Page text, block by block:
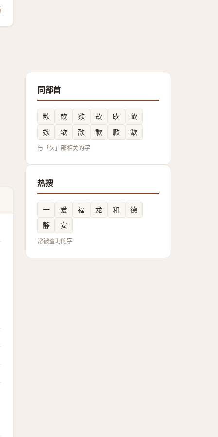
同部首
㰥 欴 㰿 㰦 欥
欰
欸
欿 欩 㰱 㱂 㱃
与「欠」部相关的字
热搜
一 爱 福 龙 和
德
静
安
常被查询的字